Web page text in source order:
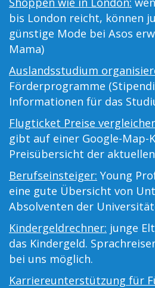
bis London reicht, können
günstige Mode bei Asos
Mama)
Auslandsstudium
Förderprogramme
Informationen für das
Flugticket Preise
gibt auf einer Google-Map-
Preisübersicht der
Berufseinsteiger: Young
eine gute Übersicht von
Absolventen der
Kindergeldrechner: junge
das Kindergeld.
bei uns möglich.
Karriereunterstützung für